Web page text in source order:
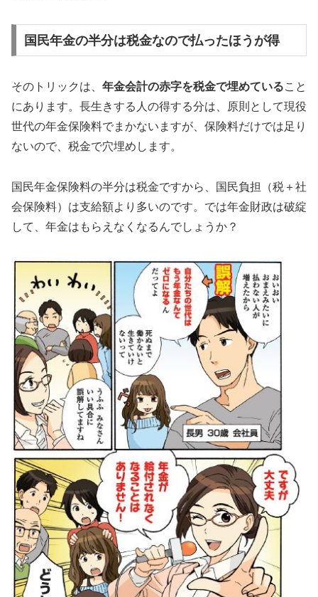
国民年金の半分は税金なので払ったほうが得
そのトリックは、 年金会計の赤字を税金で埋めていること
にあります。長生きする人の得する分は、原則として現役
世代の年金保険料でまかないますが、保険料だけでは足り
ないので、税金で穴埋めします。
国民年金保険料の半分は税金ですから、国民負担（税＋社
会保険料）は支給額より多いのです。では年金財政は破綻
して、年金はもらえなくなるんでしょうか？